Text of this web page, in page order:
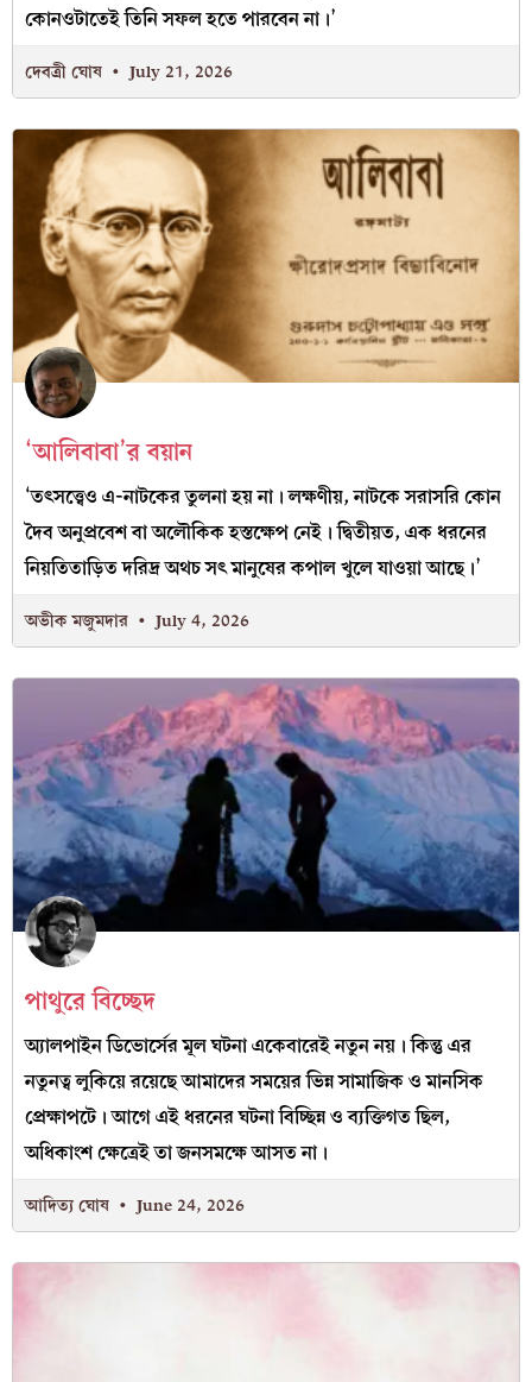
কোনওটাতেই তিনি সফল হতে পারবেন না।’
দেবত্রী ঘোষ July 21, 2026
‘আলিবাবা’র বয়ান
‘তৎসত্ত্বেও এ-নাটকের তুলনা হয় না। লক্ষণীয়, নাটকে সরাসরি কোন
দৈব অনুপ্রবেশ বা অলৌকিক হস্তক্ষেপ নেই। দ্বিতীয়ত, এক ধরনের
নিয়তিতাড়িত দরিদ্র অথচ সৎ মানুষের কপাল খুলে যাওয়া আছে।’
অভীক মজুমদার July 4, 2026
পাথুরে বিচ্ছেদ
অ্যালপাইন ডিভোর্সের মূল ঘটনা একেবারেই নতুন নয়। কিন্তু এর
নতুনত্ব লুকিয়ে রয়েছে আমাদের সময়ের ভিন্ন সামাজিক ও মানসিক
প্রেক্ষাপটে। আগে এই ধরনের ঘটনা বিচ্ছিন্ন ও ব্যক্তিগত ছিল,
অধিকাংশ ক্ষেত্রেই তা জনসমক্ষে আসত না।
আদিত্য ঘোষ June 24, 2026